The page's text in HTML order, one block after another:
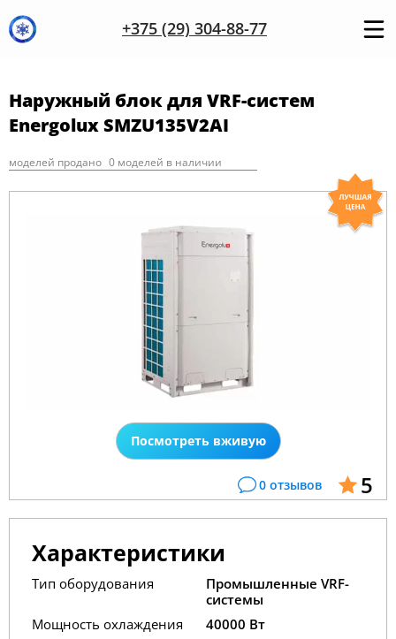
+375 (29) 304-88-77
Наружный блок для VRF-систем
Energolux SMZU135V2AI
моделей продано 0 моделей в наличии
0 отзывов 5
Посмотреть вживую
Характеристики
Тип оборудования
Промышленные VRF-
системы
Мощность охлаждения
40000 Вт